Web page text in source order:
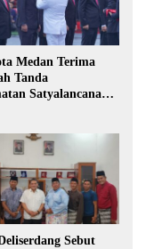
Medan Terima
Tanda
Satyalancana
Sebut